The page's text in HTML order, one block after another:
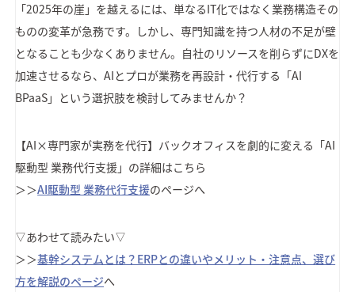
「2025年の崖」を越えるには、単なるIT化ではなく業務構造その
ものの変革が急務です。しかし、専門知識を持つ人材の不足が壁
となることも少なくありません。自社のリソースを削らずにDXを
加速させるなら、AIとプロが業務を再設計・代行する「AI
BPaaS」という選択肢を検討してみませんか？
【AI×専門家が実務を代行】バックオフィスを劇的に変える「AI
駆動型 業務代行支援」の詳細はこちら
＞＞AI駆動型 業務代行支援のページへ
▽あわせて読みたい▽
＞＞基幹システムとは？ERPとの違いやメリット・注意点、選び
方を解説のページへ